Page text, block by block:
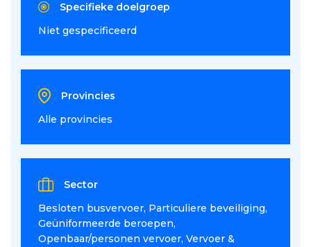
Specifieke doelgroep
Niet gespecificeerd
Provincies
Alle provincies
Sector
Besloten busvervoer Particuliere beveiliging
Geüniformeerde beroepen
Openbaar/personen vervoer Vervoer &